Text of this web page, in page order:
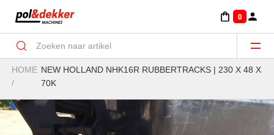
0
Aanbouwdelen Minigraver-Graven/klemmen
HOME
/
NEW HOLLAND NHK16R RUBBERTRACKS | 230 X 48 X
70K